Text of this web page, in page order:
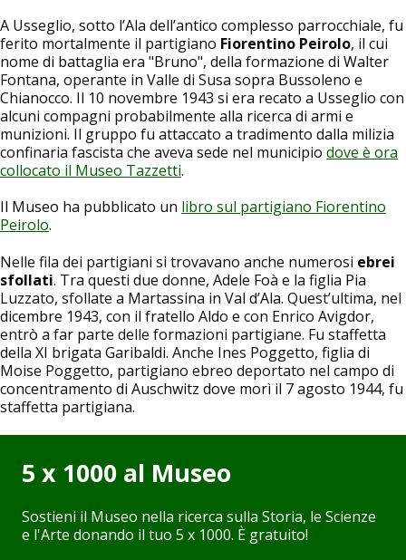
A Usseglio, sotto l’Ala dell’antico complesso parrocchiale, fu
ferito mortalmente il partigiano Fiorentino Peirolo, il cui
nome di battaglia era "Bruno", della formazione di Walter
Fontana, operante in Valle di Susa sopra Bussoleno e
Chianocco. Il 10 novembre 1943 si era recato a Usseglio con
alcuni compagni probabilmente alla ricerca di armi e
munizioni. Il gruppo fu attaccato a tradimento dalla milizia
confinaria fascista che aveva sede nel municipio dove è ora
collocato il Museo Tazzetti.
Il Museo ha pubblicato un libro sul partigiano Fiorentino
Peirolo.
Nelle fila dei partigiani si trovavano anche numerosi ebrei
sfollati. Tra questi due donne, Adele Foà e la figlia Pia
Luzzato, sfollate a Martassina in Val d’Ala. Quest’ultima, nel
dicembre 1943, con il fratello Aldo e con Enrico Avigdor,
entrò a far parte delle formazioni partigiane. Fu staffetta
della XI brigata Garibaldi. Anche Ines Poggetto, figlia di
Moise Poggetto, partigiano ebreo deportato nel campo di
concentramento di Auschwitz dove morì il 7 agosto 1944, fu
staffetta partigiana.
5 x 1000 al Museo
Sostieni il Museo nella ricerca sulla Storia, le Scienze
e l'Arte donando il tuo 5 x 1000. È gratuito!